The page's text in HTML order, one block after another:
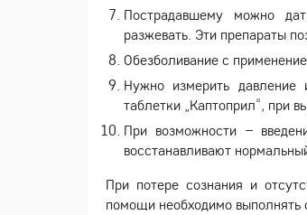
Пострадавшему можно
разжевать. Эти препараты
Обезболивание с
Нужно измерить давление
таблетки „Каптоприл“, при
При возможности –
восстанавливают
При потере сознания и
помощи необходимо выполнять